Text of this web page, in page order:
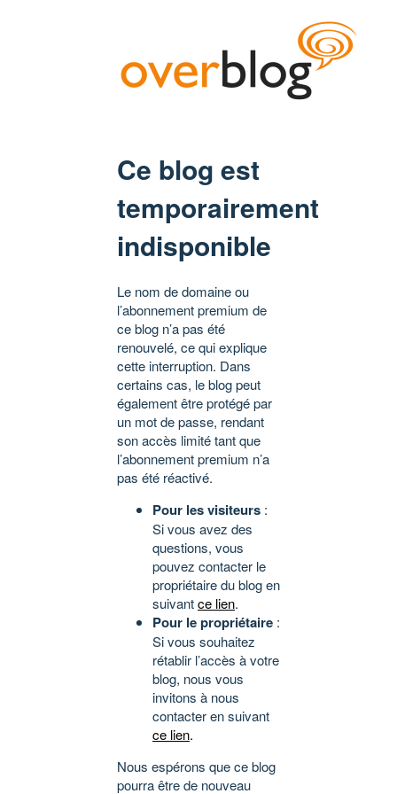
Ce blog est
temporairement
indisponible
Le nom de domaine ou
l’abonnement premium de
ce blog n’a pas été
renouvelé, ce qui explique
cette interruption. Dans
certains cas, le blog peut
également être protégé par
un mot de passe, rendant
son accès limité tant que
l’abonnement premium n’a
pas été réactivé.
Pour les visiteurs :
Si vous avez des
questions, vous
pouvez contacter le
propriétaire du blog en
suivantce lien.
Pour le propriétaire :
Si vous souhaitez
rétablir l’accès à votre
blog, nous vous
invitons à nous
contacter en suivant
ce lien.
Nous espérons que ce blog
pourra être de nouveau